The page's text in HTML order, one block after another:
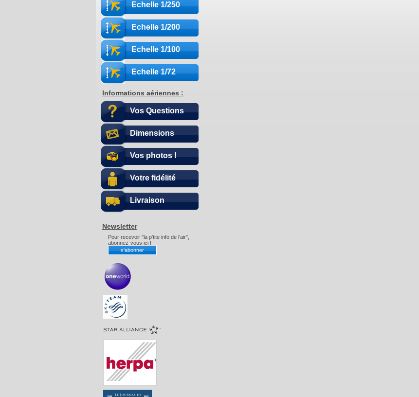
Echelle 1/250
Echelle 1/200
Echelle 1/100
Echelle 1/72
Informations aériennes :
Vos Questions
Dimensions
Vos photos !
Votre fidélité
Livraison
Newsletter
Pour recevoir "la p'tite info de l'air",
abonnez-vous ici !